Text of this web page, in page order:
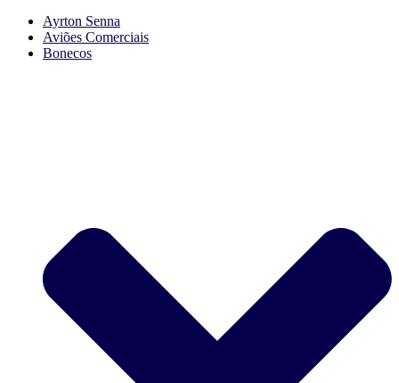
Ayrton Senna
Aviões Comerciais
Bonecos